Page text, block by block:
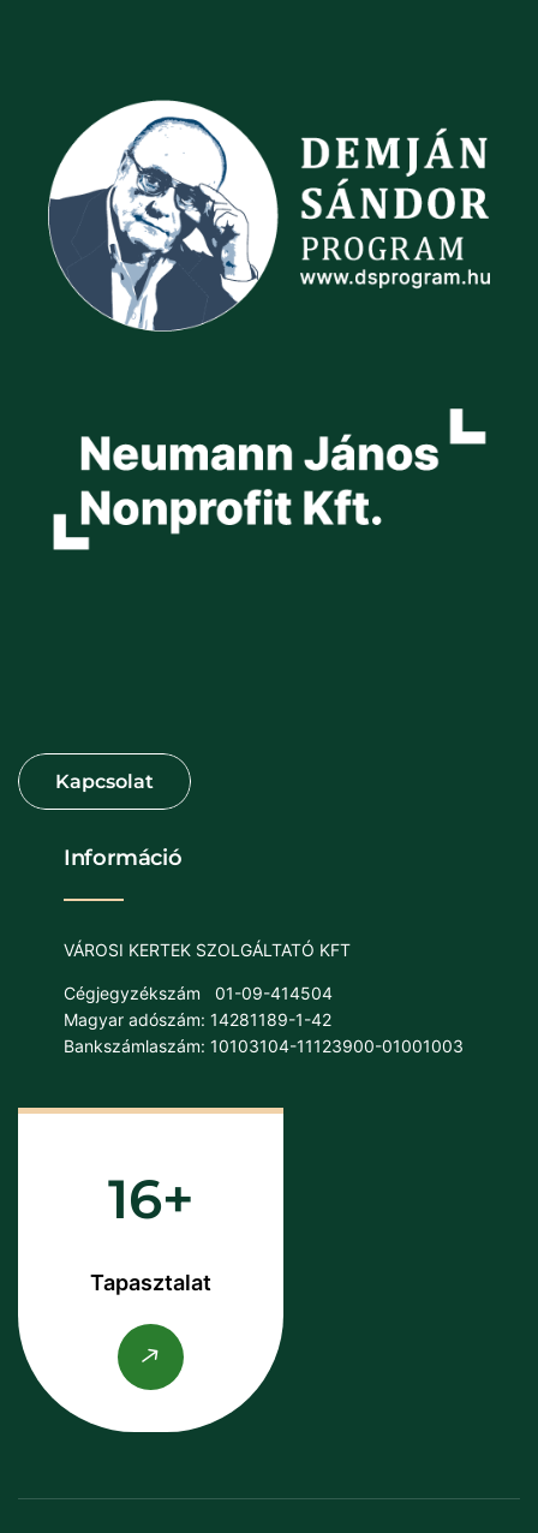
Információ
VÁROSI KERTEK SZOLGÁLTATÓ KFT
Cégjegyzékszám
01-09-414504
Magyar adószám: 14281189-1-42
Bankszámlaszám: 10103104-11123900-01001003
16
Tapasztalat